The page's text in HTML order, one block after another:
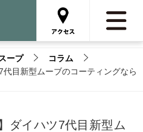
ープ
コラム
代目新型ムーブのコーティングなら
ダイハツ7代目新型ム